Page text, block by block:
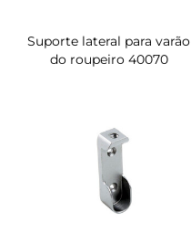
Suporte lateral para varão
do roupeiro 40070